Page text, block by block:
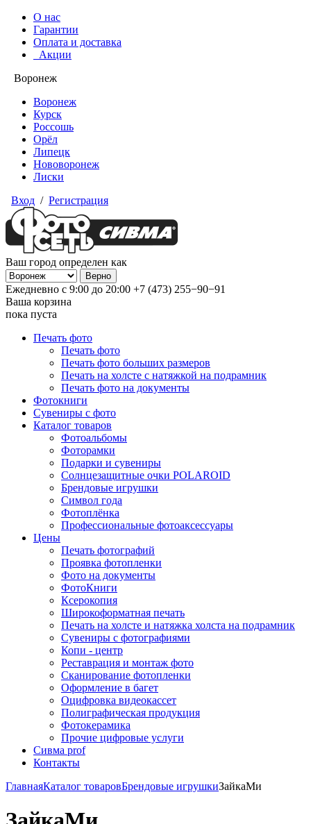
О нас
Гарантии
Оплата и доставка
Акции
Воронеж
Воронеж
Курск
Россошь
Орёл
Липецк
Нововоронеж
Лиски
Вход / Регистрация
Ваш город определен как
Ежедневно с 9:00 до 20:00 +7 (473) 255−90−91
Ваша корзина
пока пуста
Печать фото
Печать фото
Печать фото больших размеров
Печать на холсте с натяжкой на подрамник
Печать фото на документы
Фотокниги
Сувениры с фото
Каталог товаров
Фотоальбомы
Фоторамки
Подарки и сувениры
Солнцезащитные очки POLAROID
Брендовые игрушки
Символ года
Фотоплёнка
Профессиональные фотоаксессуары
Цены
Печать фотографий
Проявка фотопленки
Фото на документы
ФотоКниги
Ксерокопия
Широкоформатная печать
Печать на холсте и натяжка холста на подрамник
Сувениры с фотографиями
Копи - центр
Реставрация и монтаж фото
Сканирование фотопленки
Оформление в багет
Оцифровка видеокассет
Полиграфическая продукция
Фотокерамика
Прочие цифровые услуги
Сивма prof
Контакты
ГлавнаяКаталог товаровБрендовые игрушкиЗайкаМи